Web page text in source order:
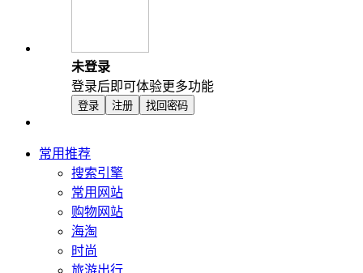
未登录
登录后即可体验更多功能
登录 注册 找回密码
常用推荐
搜索引擎
常用网站
购物网站
海淘
时尚
旅游出行